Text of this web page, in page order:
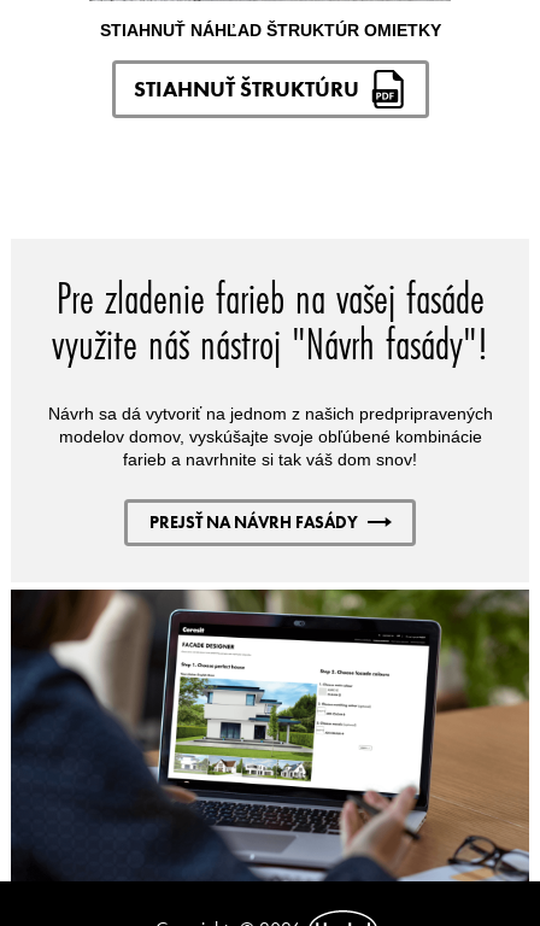
STIAHNUŤ NÁHĽAD ŠTRUKTÚR OMIETKY
STIAHNUŤ ŠTRUKTÚRU
Pre zladenie farieb na vašej fasáde
využite náš nástroj "Návrh fasády"!
Návrh sa dá vytvoriť na jednom z našich predpripravených
modelov domov, vyskúšajte svoje obľúbené kombinácie
farieb a navrhnite si tak váš dom snov!
PREJSŤ NA NÁVRH FASÁDY